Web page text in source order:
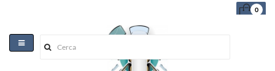
0
Toggle